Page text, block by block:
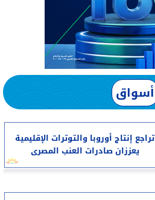
أسواق
تراجع إنتاج أوروبا والتوترات الإقليمية
يعززان صادرات العنب المصرى